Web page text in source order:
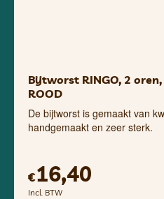
Bijtworst RINGO, 2
ROOD
De bijtworst is gemaakt van
handgemaakt en zeer sterk.
€16,40
Incl. BTW